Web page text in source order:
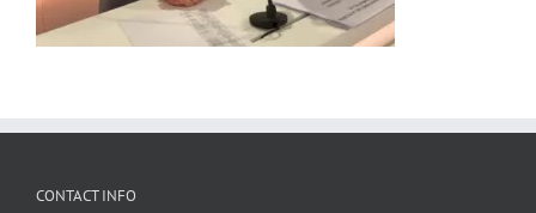
CONTACT INFO